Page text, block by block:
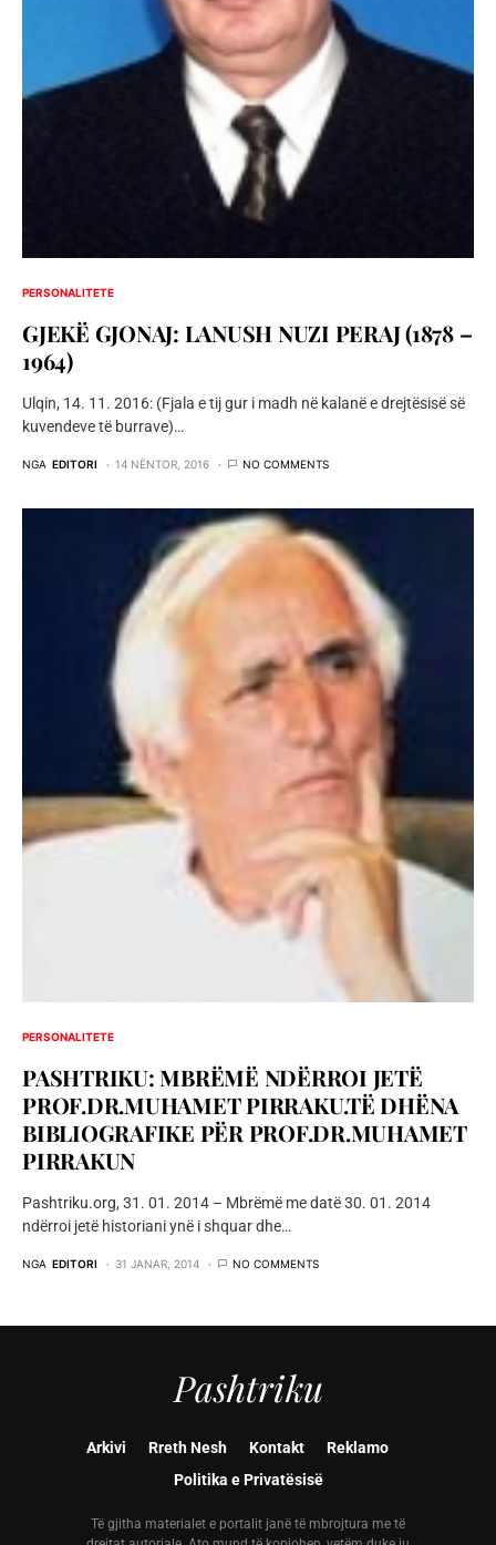
PERSONALITETE
GJEKË GJONAJ: LANUSH NUZI PERAJ (1878 –
1964)
Ulqin, 14. 11. 2016: (Fjala e tij gur i madh në kalanë e drejtësisë së
kuvendeve të burrave)…
NGA EDITORI 14 NËNTOR, 2016 NO COMMENTS
PERSONALITETE
PASHTRIKU: MBRËMË NDËRROI JETË
PROF.DR.MUHAMET PIRRAKU.TË DHËNA
BIBLIOGRAFIKE PËR PROF.DR.MUHAMET
PIRRAKUN
Pashtriku.org, 31. 01. 2014 – Mbrëmë me datë 30. 01. 2014
ndërroi jetë historiani ynë i shquar dhe…
NGA EDITORI 31 JANAR, 2014 NO COMMENTS
Pashtriku
Arkivi Rreth Nesh Kontakt
Reklamo
Politika e Privatësisë
Të gjitha materialet e portalit janë të mbrojtura me të